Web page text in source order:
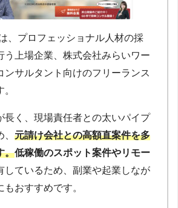
、プロフェッショナル人材の採
う上場企業、株式会社みらいワー
ンサルタント向けのフリーランス
長く、現場責任者との太いパイプ
元請け会社との高額直案件を多
。低稼働のスポット案件やリモー
しているため、副業や起業しなが
おすすめです。